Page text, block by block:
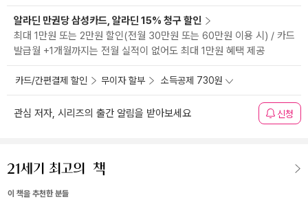
알라딘 만권당 삼성카드, 알라딘 15% 청구 할인
최대 1만원 또는 2만원 할인(전월 30만원 또는 60만원 이용 시) / 카드
발급월 +1개월까지는 전월 실적이 없어도 최대 1만원 혜택 제공
카드/간편결제 할인 무이자 할부 소득공제 730원
관심 저자, 시리즈의 출간 알림을 받아보세요 신청
이 책을 추천한 분들